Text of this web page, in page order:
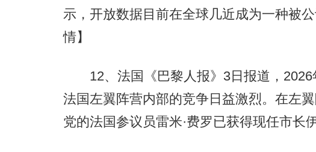
示，开放数据目前在全球几近成为一种被
情】
12、法国《巴黎人报》3日报道，2026
法国左翼阵营内部的竞争日益激烈。在左
党的法国参议员雷米·费罗已获得现任市长